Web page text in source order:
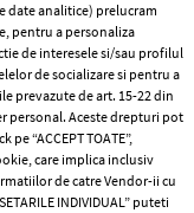
si conditii
de
de cookies
date analitice) prelucram
pentru a personaliza
de interesele si/sau profilul
de socializare si pentru a
prevazute de art. 15-22 din
personal. Aceste drepturi pot
pe “ACCEPT TOATE”,
care implica inclusiv
de catre Vendor-ii cu
INDIVIDUAL” puteti